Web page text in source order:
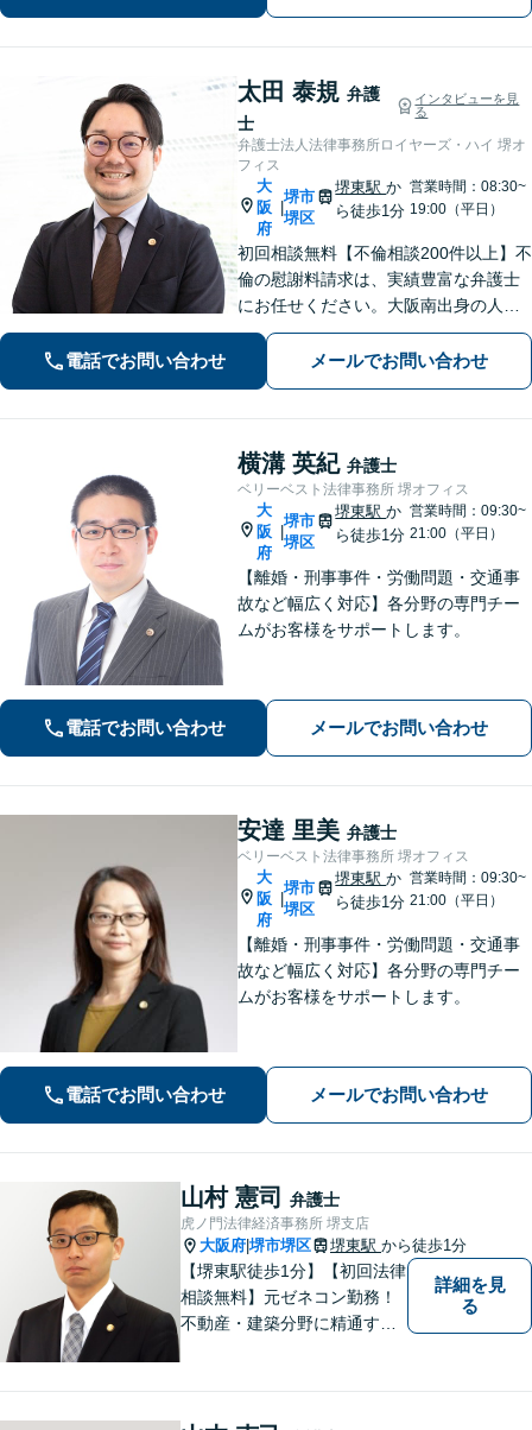
にお電話ください【当日／夜間／休日
太田 泰規 弁護
士
インタビューを見
る
弁護士法人法律事務所ロイヤーズ・ハイ 堺オ
フィス
大
阪
府
|
堺市
堺区
堺東駅か
ら徒歩1分
営業時間：08:30~
19:00（平日）
初回相談無料【不倫相談200件以上】不
倫の慰謝料請求は、実績豊富な弁護士
にお任せください。大阪南出身の人情
派弁護士が対応【交通事故も強い】交
通事故に遭われてお困りの方はお気軽
にお電話ください【当日／夜間／休日
電話でお問い合わせ メールでお問い合わせ
横溝 英紀 弁護士
ベリーベスト法律事務所 堺オフィス
大
阪
府
|
堺市
堺区
堺東駅か
ら徒歩1分
営業時間：09:30~
21:00（平日）
【離婚・刑事事件・労働問題・交通事
故など幅広く対応】各分野の専門チー
ムがお客様をサポートします。
電話でお問い合わせ メールでお問い合わせ
安達 里美 弁護士
ベリーベスト法律事務所 堺オフィス
大
阪
府
|
堺市
堺区
堺東駅か
ら徒歩1分
営業時間：09:30~
21:00（平日）
【離婚・刑事事件・労働問題・交通事
故など幅広く対応】各分野の専門チー
ムがお客様をサポートします。
電話でお問い合わせ メールでお問い合わせ
山村 憲司 弁護士
虎ノ門法律経済事務所 堺支店
大阪府 堺市堺区 堺東駅 から徒歩1分
【堺東駅徒歩1分】【初回法律
相談無料】元ゼネコン勤務！
不動産・建築分野に精通する
詳細を見
る